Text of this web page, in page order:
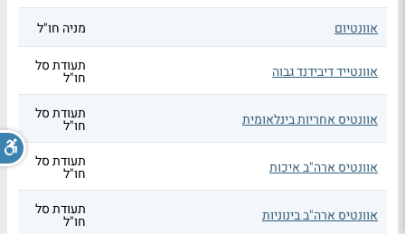
אוונטיום מניה חו"ל
אוונטייד דיבידנד גבוה תעודת סל
חו"ל
אוונטיס אחריות בינלאומית תעודת סל
חו"ל
אוונטיס ארה"ב איכות תעודת סל
חו"ל
אוונטיס ארה"ב בינוניות תעודת סל
חו"ל